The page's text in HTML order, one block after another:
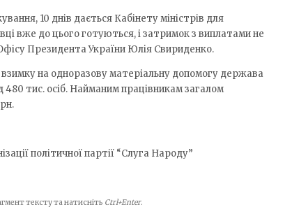
10 днів дається Кабінету міністрів для
вже до цього готуються, і затримок з виплатами не
Президента України Юлія Свириденко.
на одноразову матеріальну допомогу держава
тис. осіб. Найманим працівникам загалом
політичної партії “Слуга Народу”
тексту та натисніть Ctrl+Enter.